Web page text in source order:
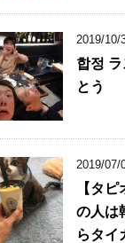
2019/10/
합정
とう
2019/07/
【タ
の人は
らタイ